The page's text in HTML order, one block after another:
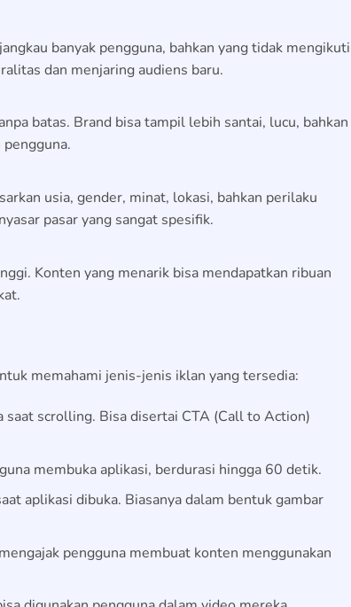
banyak pengguna, bahkan yang tidak mengikuti
dan menjaring audiens baru.
batas. Brand bisa tampil lebih santai, lucu, bahkan
usia, gender, minat, lokasi, bahkan perilaku
pasar yang sangat spesifik.
Konten yang menarik bisa mendapatkan ribuan
memahami jenis-jenis iklan yang tersedia:
saat scrolling. Bisa disertai CTA (Call to Action)
membuka aplikasi, berdurasi hingga 60 detik.
aplikasi dibuka. Biasanya dalam bentuk gambar
pengguna membuat konten menggunakan